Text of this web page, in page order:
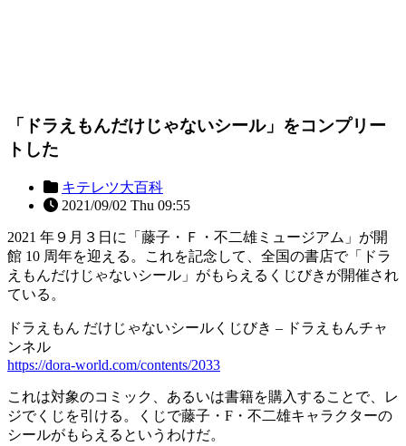
「ドラえもんだけじゃないシール」をコンプリー
トした
キテレツ大百科
2021/09/02 Thu 09:55
2021 年９月３日に「藤子・Ｆ・不二雄ミュージアム」が開
館 10 周年を迎える。これを記念して、全国の書店で「ドラ
えもんだけじゃないシール」がもらえるくじびきが開催され
ている。
ドラえもん だけじゃないシールくじびき – ドラえもんチャ
ンネル
https://dora-world.com/contents/2033
これは対象のコミック、あるいは書籍を購入することで、レ
ジでくじを引ける。くじで藤子・F・不二雄キャラクターの
シールがもらえるというわけだ。